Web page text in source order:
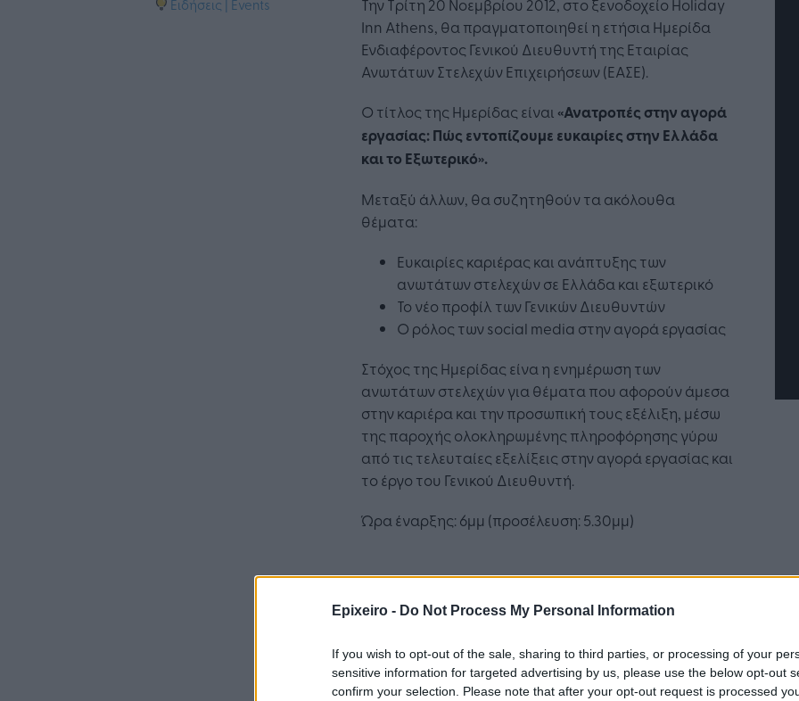
Epixeiro - Do Not Process My Personal Information
If you wish to opt-out of the sale, sharing to third parties, or processing of your
sensitive information for targeted advertising by us, please use the below opt-out
confirm your selection. Please note that after your opt-out request is processed
Ειδήσεις | Events
Την Τρίτη 20 Νοεμβρίου 2012, στο ξενοδοχείο Holiday
Inn Athens, θα πραγματοποιηθεί η ετήσια Ημερίδα
Ενδιαφέροντος Γενικού Διευθυντή της Εταιρίας
Ανωτάτων Στελεχών Επιχειρήσεων (ΕΑΣΕ).
Ο τίτλος της Ημερίδας είναι «Ανατροπές στην αγορά
εργασίας: Πώς εντοπίζουμε ευκαιρίες στην Ελλάδα
και το Εξωτερικό».
Μεταξύ άλλων, θα συζητηθούν τα ακόλουθα
θέματα:
Ευκαιρίες καριέρας και ανάπτυξης των
ανωτάτων στελεχών σε Ελλάδα και εξωτερικό
Το νέο προφίλ των Γενικών Διευθυντών
Ο ρόλος των social media στην αγορά εργασίας
Στόχος της Ημερίδας είνα η ενημέρωση των
ανωτάτων στελεχών για θέματα που αφορούν άμεσα
στην καριέρα και την προσωπική τους εξέλιξη, μέσω
της παροχής ολοκληρωμένης πληροφόρησης γύρω
από τις τελευταίες εξελίξεις στην αγορά εργασίας και
το έργο του Γενικού Διευθυντή.
Ώρα έναρξης: 6μμ (προσέλευση: 5.30μμ)
Ακολουθήστε το στο
όλα τα επιχειρηματικά νέα
λειτουργικό σύστημα της
επιχείρησης
Jobfind.gr ως στρατηγικός
«σύμμαχος» για κάθε
επιχείρηση και εργαζόμενο